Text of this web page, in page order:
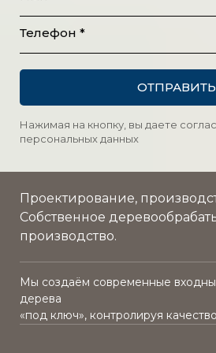
ручка дверная Fuaro
цилиндр
накладка на цилиндр
3 петли
покраска в три
RAL-9003, серый RAL-
RAL-8017)
CCPF
облицовка многослойным
берёзовым шпоном
влагостойкости
Телефон *
ОТПРАВИТЬ
Нажимая на кнопку, вы даете
персональных данных
Проектирование,
Собственное
производство.
Мы создаём современные
дерева
«под ключ», контролируя